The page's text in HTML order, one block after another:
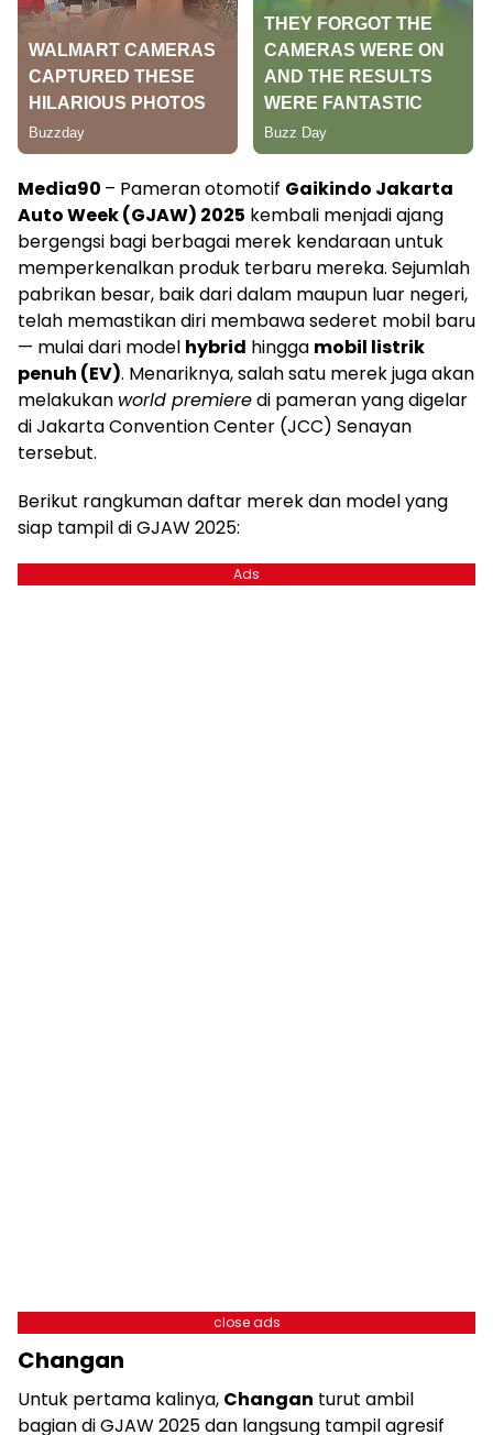
Media90 – Pameran otomotif Gaikindo Jakarta
Auto Week (GJAW) 2025 kembali menjadi ajang
bergengsi bagi berbagai merek kendaraan untuk
memperkenalkan produk terbaru mereka. Sejumlah
pabrikan besar, baik dari dalam maupun luar negeri,
telah memastikan diri membawa sederet mobil baru
— mulai dari model hybrid hingga mobil listrik
penuh (EV). Menariknya, salah satu merek juga akan
melakukan world premieredi pameran yang digelar
di Jakarta Convention Center (JCC) Senayan
tersebut.
Berikut rangkuman daftar merek dan model yang
siap tampil di GJAW 2025:
Ads
close ads
Changan
Untuk pertama kalinya, Changan turut ambil
bagian di GJAW 2025 dan langsung tampil agresif